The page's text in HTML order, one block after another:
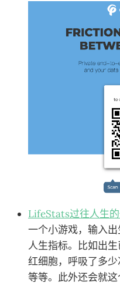
LifeStats过往人生
一个小游戏，输入
人生指标。比如出
红细胞，呼吸了多
等等。此外还会就